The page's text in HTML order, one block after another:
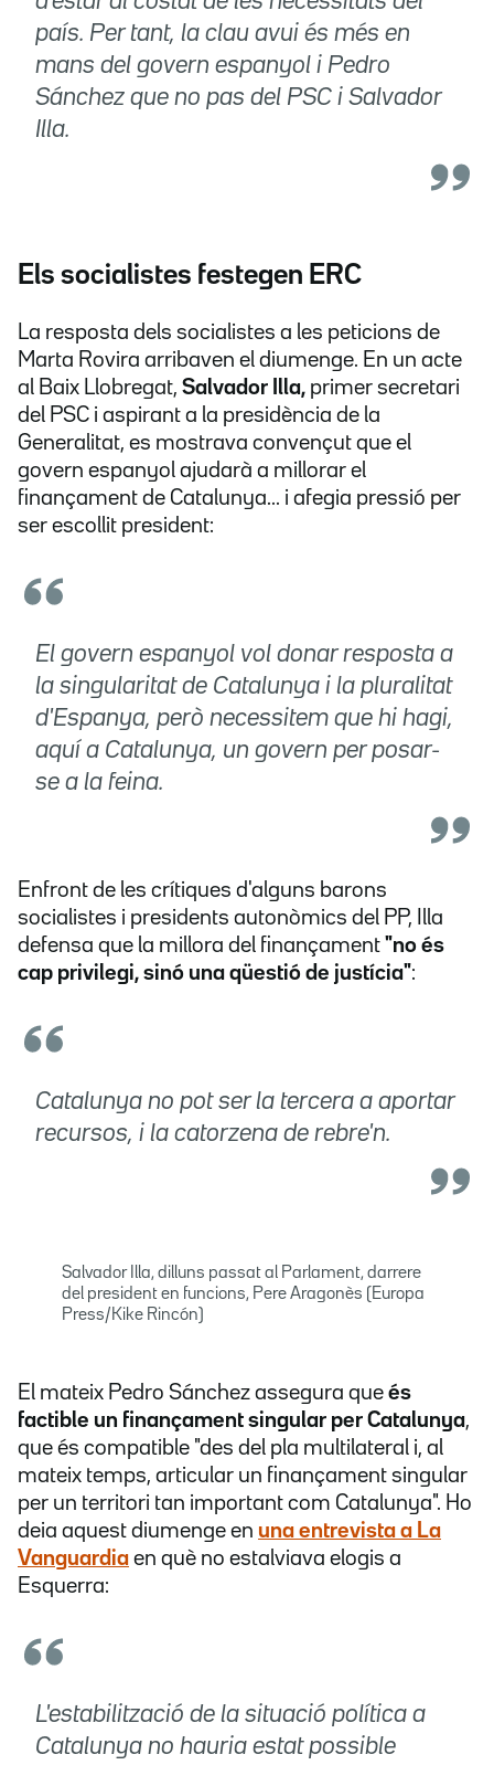
país. Per tant, la clau avui és més en
mans del govern espanyol i Pedro
Sánchez que no pas del PSC i Salvador
Illa.
Els socialistes festegen ERC
La resposta dels socialistes a les peticions de
Marta Rovira arribaven el diumenge. En un acte
al Baix Llobregat, Salvador Illa, primer secretari
del PSC i aspirant a la presidència de la
Generalitat, es mostrava convençut que el
govern espanyol ajudarà a millorar el
finançament de Catalunya... i afegia pressió per
ser escollit president:
El govern espanyol vol donar resposta a
la singularitat de Catalunya i la pluralitat
d'Espanya, però necessitem que hi hagi,
aquí a Catalunya, un govern per posar-
se a la feina.
Enfront de les crítiques d'alguns barons
socialistes i presidents autonòmics del PP, Illa
defensa que la millora del finançament "no és
cap privilegi, sinó una qüestió de justícia":
Catalunya no pot ser la tercera a aportar
recursos, i la catorzena de rebre'n.
Salvador Illa, dilluns passat al Parlament, darrere
del president en funcions, Pere Aragonès (Europa
Press/Kike Rincón)
El mateix Pedro Sánchez assegura que és
factible un finançament singular per Catalunya,
que és compatible "des del pla multilateral i, al
mateix temps, articular un finançament singular
per un territori tan important com Catalunya". Ho
deia aquest diumenge en una entrevista a La
Vanguardia en què no estalviava elogis a
Esquerra:
L'estabilització de la situació política a
Catalunya no hauria estat possible